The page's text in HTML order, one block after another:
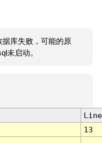
据库失败，可能的原
未启动。
Line
13